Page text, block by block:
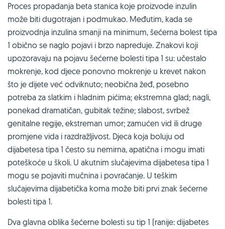
Proces propadanja beta stanica koje proizvode inzulin
može biti dugotrajan i podmukao. Međutim, kada se
proizvodnja inzulina smanji na minimum, šećerna bolest tipa
1 obično se naglo pojavi i brzo napreduje. Znakovi koji
upozoravaju na pojavu šećerne bolesti tipa 1 su: učestalo
mokrenje, kod djece ponovno mokrenje u krevet nakon
što je dijete već odviknuto; neobična žeđ, posebno
potreba za slatkim i hladnim pićima; ekstremna glad; nagli,
ponekad dramatičan, gubitak težine; slabost, svrbež
genitalne regije, ekstreman umor; zamućen vid ili druge
promjene vida i razdražljivost. Djeca koja boluju od
dijabetesa tipa 1 često su nemirna, apatična i mogu imati
poteškoće u školi. U akutnim slučajevima dijabetesa tipa 1
mogu se pojaviti mučnina i povraćanje. U teškim
slučajevima dijabetička koma može biti prvi znak šećerne
bolesti tipa 1.
Dva glavna oblika šećerne bolesti su tip 1 (ranije: dijabetes